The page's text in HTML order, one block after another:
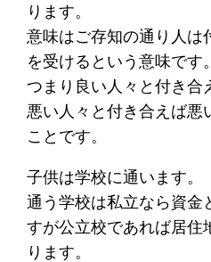
ります。
意味はご存知の通り人は
を受けるという意味です。
つまり良い人々と付き合
悪い人々と付き合えば悪
ことです。
子供は学校に通います。
通う学校は私立なら資金
すが公立校であれば居住
ります。